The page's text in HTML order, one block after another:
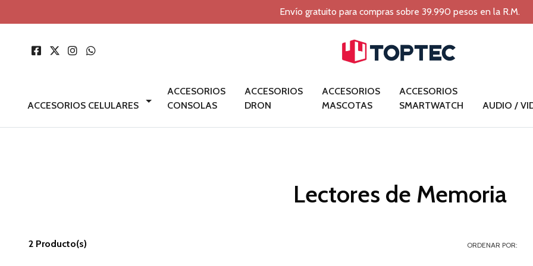
Envío gratuito para compras sobre 39.990 pesos en la R.M.
ACCESORIOS CELULARES
ACCESORIOS
CONSOLAS
ACCESORIOS
DRON
ACCESORIOS
MASCOTAS
ACCESORIOS
SMARTWATCH
AUDIO /
Lectores de Memoria
2 Producto(s) ORDENAR POR: